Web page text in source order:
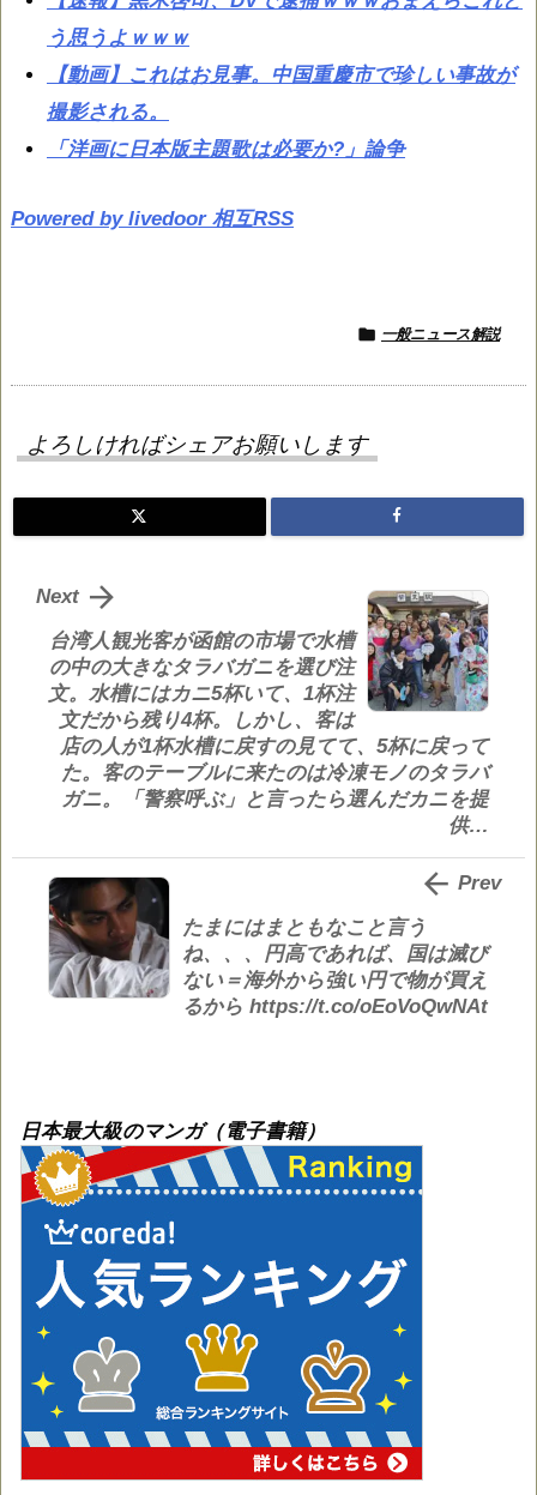
う思うよｗｗｗ
【動画】これはお見事。中国重慶市で珍しい事故が
撮影される。
「洋画に日本版主題歌は必要か?」論争
Powered by livedoor 相互RSS
 一般ニュース解説
よろしければシェアお願いします
台湾人観光客が函館の市場で水槽
の中の大きなタラバガニを選び注
文。水槽にはカニ5杯いて、1杯注
文だから残り4杯。しかし、客は
店の人が1杯水槽に戻すの見てて、5杯に戻って
た。客のテーブルに来たのは冷凍モノのタラバ
ガニ。「警察呼ぶ」と言ったら選んだカニを提
供…

Next
たまにはまともなこと言う
ね、、、円高であれば、国は滅び
ない＝海外から強い円で物が買え
るから https://t.co/oEoVoQwNAt
 Prev
日本最大級のマンガ（電子書籍）